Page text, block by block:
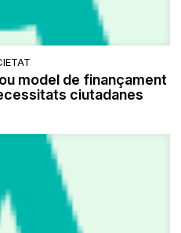
model de finançament
ciutadanes